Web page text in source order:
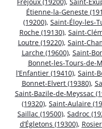
Étienne-la-Geneste
(19200), Saint-Éloy-les-
Roche (19130), Saint-
Loutre (19220), Saint-
Larche (19600), Saint-
Bonnet-les-Tours-de-
l’Enfantier (19410), Saint-
Bonnet-Elvert (19380),
Saint-Bazile-de-Meyssac
(19320), Saint-Aulaire
Saillac (19500), Sadroc
d’Égletons (19300),